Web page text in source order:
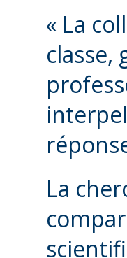
« La
classe,
La